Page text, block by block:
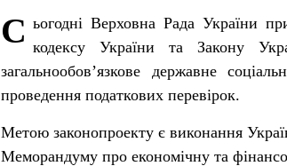
С ьогодні Верховна Рада України
кодексу України та Закону
загальнообов’язкове державне
проведення податкових перевірок.
Метою законопроекту є виконання
Меморандуму про економічну та